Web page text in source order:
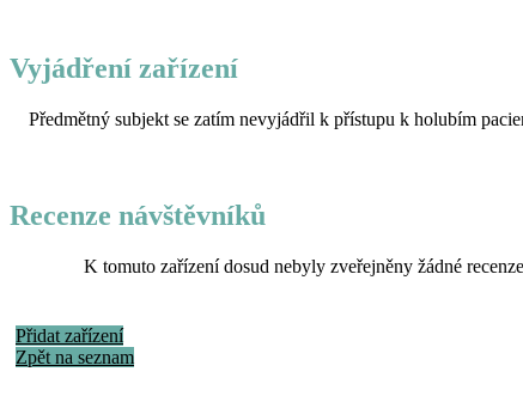
Vyjádření zařízení
Předmětný subjekt se zatím nevyjádřil k přístupu k holubím
Recenze návštěvníků
K tomuto zařízení dosud nebyly zveřejněny žádné
Přidat zařízení
Zpět na seznam